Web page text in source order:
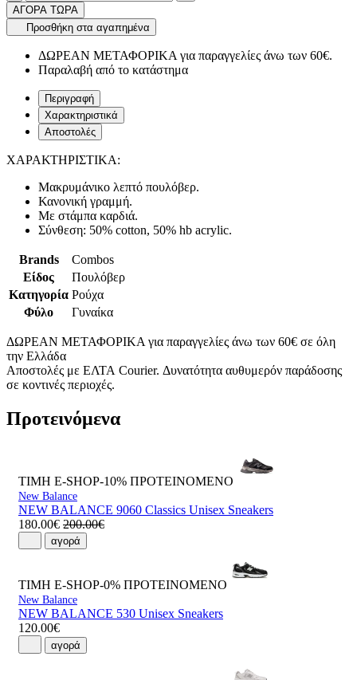
ΑΓΟΡΑ ΤΩΡΑ
Προσθήκη στα αγαπημένα
ΔΩΡΕΑΝ ΜΕΤΑΦΟΡΙΚΑ για παραγγελίες άνω των 60€.
Παραλαβή από το κατάστημα
Περιγραφή
Χαρακτηριστικά
Αποστολές
ΧΑΡΑΚΤΗΡΙΣΤΙΚΑ:
Μακρυμάνικο λεπτό πουλόβερ.
Κανονική γραμμή.
Με στάμπα καρδιά.
Σύνθεση: 50% cotton, 50% hb acrylic.
Brands
Combos
Είδος
Πουλόβερ
Κατηγορία Ρούχα
Φύλο
Γυναίκα
ΔΩΡΕΑΝ ΜΕΤΑΦΟΡΙΚΑ για παραγγελίες άνω των 60€ σε όλη
την Ελλάδα
Αποστολές με ΕΛΤΑ Courier. Δυνατότητα αυθυμερόν παράδοσης
σε κοντινές περιοχές.
Προτεινόμενα
ΤΙΜΗ E-SHOP-10% ΠΡΟΤΕΙΝΟΜΕΝΟ
New Balance
NEW BALANCE 9060 Classics Unisex Sneakers
180.00€ 200.00€
αγορά
ΤΙΜΗ E-SHOP-0% ΠΡΟΤΕΙΝΟΜΕΝΟ
New Balance
NEW BALANCE 530 Unisex Sneakers
120.00€
αγορά